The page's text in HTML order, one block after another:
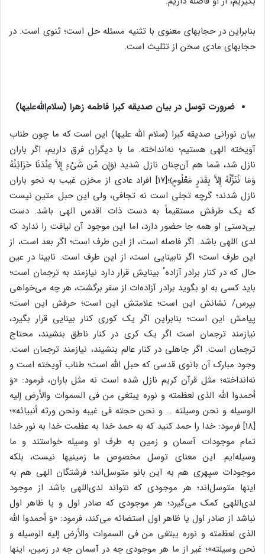
بنابراین در حجابهای معنوی با تثنیه مسئله حل است؛ ثنوی است. در
حجابهای مادی سخن از تثلیث است.
ضرورت توسل در بیان صدیقه کبرا فاطمه زهرا (سلام‌الله‌علیها)
بیان نورانی صدیقه کبرا (سلام الله علیها) این است که ما چون طناب
آویخته الهی هستیم؛ نه‌انداخته. ما با دیگران فرق داریم، اگر باران
نازل شد، شما هم آن‌چنان نازل شدید ﴿وَإِن مِّن شَیْ‏ءٍ إِلاَّ عِنْدَنَا خَزَائِنُهُ
وَمَا نُنَزِّلُهُ إِلاَّ بِقَدَرٍ مَعْلُومٍ﴾؛[۱۷] افراد عادی از مخزن غیب به نحو باران
نازل شدند؛ گرچه تجلی است نه تجافی، ولی این حبل متین نیست
که یک طرفش مستقیماً به دست ذات اقدس الهی باشد. دست
بی‌دستی او همه جا حضور دارد، اما این موجود آن لیاقت را ندارد که
لدی اللهی باشد. اگر فاصله است، از این طرف است؛ اگر بعد است، از
این طرف است؛ اگر نابینایی است، از این طرف است. نابینا در عین
حال که در کنار برادر آزادهٴ بینایش قرار دارد نیازمند به ترجمان است؛
باید کسی به او بگوید برادر آزاده‌ات از سفر برگشت، هر چه می‌خواهی
بپرس/ نشانش این است؛ علامتش این است؛ حرفش این است؛
پیامش این است؛ بنابراین اگر یک کوری کنار بینایی قرار بگیرد،
نیازمند ترجمان است اگر یک کری در کنار ناطق بنشیند، محتاج
ترجمان است. اگر جاهلی در کنار عالم بنشیند، نیازمند ترجمان است.
وجود مبارک آن بانوی قدسی که حبل الله است؛ طناب آویخته است و
نه‌انداخته؛ مثل قرآن کریم نازل شده است نه مثل باران، فرمود: «وَ
أحمدوا الله الذی لعظمته و نوره یبتغی من فی السموات والأرض إلیه
الوسیله و نحن وسیلته … و نحن حجته فی غیبه ونحن ورثه أنبیائه»؛
[۱۸] فرمود: خدا را حمد کنید که به حمد خدا به عظمت خدا به نور خدا
تمام موجودات آسمان و زمین به طرف او وسیله خواستند و ما
وسیله‌ایم. این معنای توسل مخصوص ما زمینیها نیست، بلکه
موجودات سپهری هم به این بانو متوسل‌اند؛ فرشتگان الهی هم به
اینها متوسل‌اند؛ هر موجودی که نتواند لدی‌اللهی باشد از موجود
لدی‌اللهی کمک می‌گیرد؛ هر موجودی که صادر اول و یا ظاهر اول
نباشد از صادر اول یا ظاهر اول استضائه می‌کند، فرمود: «وَ أحمدوا الله
الذی لعظمته و نوره یبتغی من فی السموات والأرض إلیه الوسیله و
نحن وسیلته»؛ غیر از ما هر موجودی چه در آسمان چه در زمین، اینها